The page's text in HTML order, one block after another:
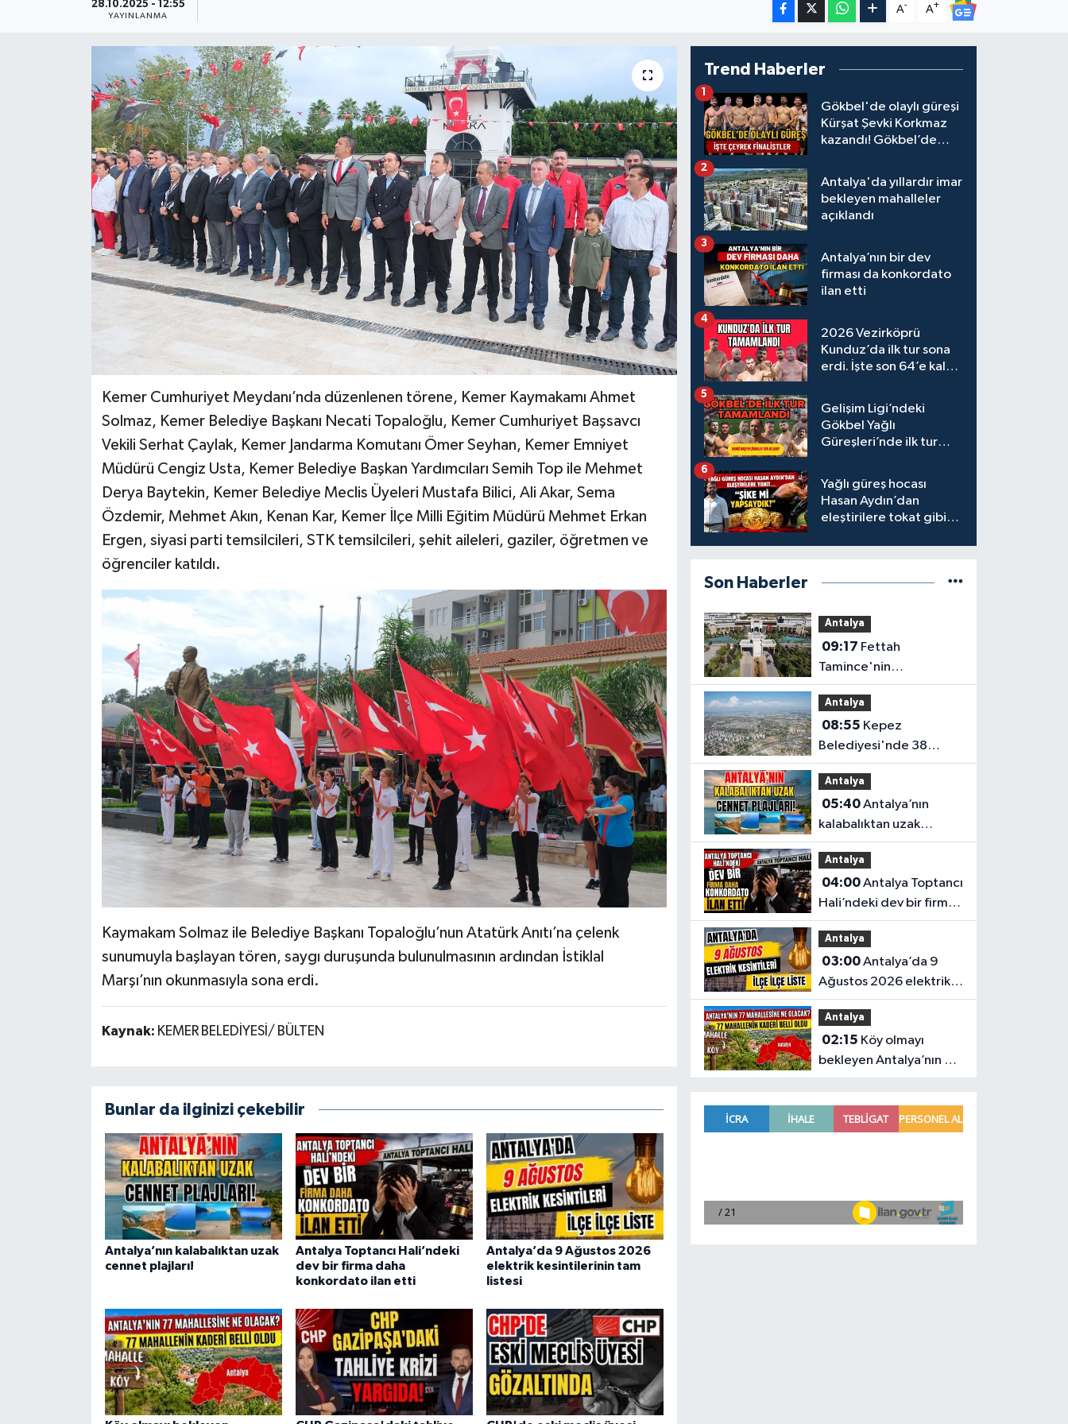
28.10.2025 - 12:55
YAYINLANMA
A- A+
Kemer Cumhuriyet Meydanı’nda düzenlenen törene, Kemer Kaymakamı Ahmet
Solmaz, Kemer Belediye Başkanı Necati Topaloğlu, Kemer Cumhuriyet Başsavcı
Vekili Serhat Çaylak, Kemer Jandarma Komutanı Ömer Seyhan, Kemer Emniyet
Müdürü Cengiz Usta, Kemer Belediye Başkan Yardımcıları Semih Top ile Mehmet
Derya Baytekin, Kemer Belediye Meclis Üyeleri Mustafa Bilici, Ali Akar, Sema
Özdemir, Mehmet Akın, Kenan Kar, Kemer İlçe Milli Eğitim Müdürü Mehmet Erkan
Ergen, siyasi parti temsilcileri, STK temsilcileri, şehit aileleri, gaziler, öğretmen ve
öğrenciler katıldı.
Kaymakam Solmaz ile Belediye Başkanı Topaloğlu’nun Atatürk Anıtı’na çelenk
sunumuyla başlayan tören, saygı duruşunda bulunulmasının ardından İstiklal
Marşı’nın okunmasıyla sona erdi.
Kaynak: KEMER BELEDİYESİ/ BÜLTEN
Bunlar da ilginizi çekebilir
Antalya’nın kalabalıktan uzak
cennet plajları!
Antalya Toptancı Hali’ndeki
dev bir firma daha
konkordato ilan etti
Antalya’da 9 Ağustos 2026
elektrik kesintilerinin tam
listesi
Trend Haberler
Gökbel'de olaylı güreşi
Kürşat Şevki Korkmaz
kazandı! Gökbel’de
Gürbüz elendi!
1
Antalya'da yıllardır imar
bekleyen mahalleler
açıklandı
2
Antalya’nın bir dev
firması da konkordato
ilan etti
3
2026 Vezirköprü
Kunduz’da ilk tur sona
erdi. İşte son 64’e kalan
4
Gelişim Ligi’ndeki
Gökbel Yağlı
Güreşleri’nde ilk tur
5
Yağlı güreş hocası
Hasan Aydın’dan
eleştirilere tokat gibi
6
Son Haberler
Antalya
09:17
Tamince'nin
başkanlığındaki Antalya
Bilim Üniversitesi'nde
düzen değişti
Antalya
08:55
Belediyesi'nde 38
milyon TL'lik dev ihale
Antalya
05:40Antalya’nın
kalabalıktan uzak
cennet plajları!
Antalya
04:00Antalya Toptancı
Hali’ndeki dev bir firma
daha konkordato ilan
etti
Antalya
03:00Antalya’da 9
Ağustos 2026 elektrik
kesintilerinin tam listesi
Antalya
02:15
bekleyen Antalya’nın 77
mahallesinin kaderi belli
Kültür & Sanat
Magazin
Resmi İlan
Sağlık & Yaşam
Siyaset